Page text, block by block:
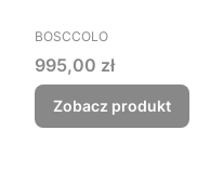
PRODUCENT
BOSCCOLO
Cena
995,00 zł
Zobacz produkt